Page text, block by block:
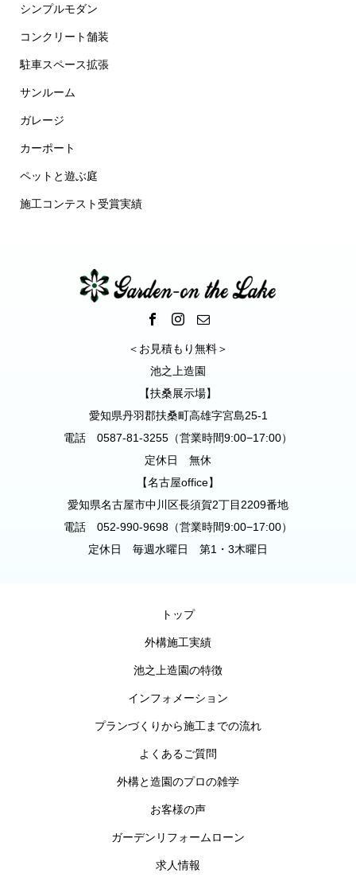
シンプルモダン
コンクリート舗装
駐車スペース拡張
サンルーム
ガレージ
カーポート
ペットと遊ぶ庭
施工コンテスト受賞実績
＜お見積もり無料＞
池之上造園
【扶桑展示場】
愛知県丹羽郡扶桑町高雄字宮島25-1
電話 0587-81-3255（営業時間9:00−17:00）
定休日 無休
【名古屋office】
愛知県名古屋市中川区長須賀2丁目2209番地
電話 052-990-9698（営業時間9:00−17:00）
定休日 毎週水曜日 第1・3木曜日
トップ
外構施工実績
池之上造園の特徴
インフォメーション
プランづくりから施工までの流れ
よくあるご質問
外構と造園のプロの雑学
お客様の声
ガーデンリフォームローン
求人情報